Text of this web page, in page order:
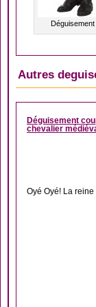
Autres
Déguisement
chevalier
Oyé Oyé! La